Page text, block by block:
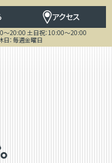
アクセス
～20:00 土日祝：10:00～20:00
日：毎週金曜日